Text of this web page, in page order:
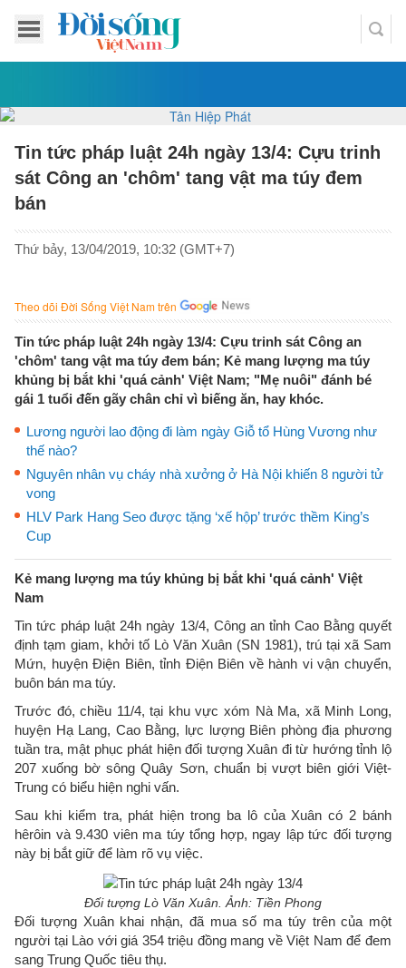
Tin tức pháp luật 24h ngày 13/4: Cựu trinh
sát Công an 'chôm' tang vật ma túy đem
bán
Thứ bảy, 13/04/2019, 10:32 (GMT+7)
Theo dõi Đời Sống Việt Nam trên
Tin tức pháp luật 24h ngày 13/4: Cựu trinh sát Công an
'chôm' tang vật ma túy đem bán; Kẻ mang lượng ma túy
khủng bị bắt khi 'quá cảnh' Việt Nam; "Mẹ nuôi" đánh bé
gái 1 tuổi đến gãy chân chỉ vì biếng ăn, hay khóc.
Lương người lao động đi làm ngày Giỗ tổ Hùng Vương như
thế nào?
Nguyên nhân vụ cháy nhà xưởng ở Hà Nội khiến 8 người tử
vong
HLV Park Hang Seo được tặng ‘xế hộp’ trước thềm King’s
Cup
Kẻ mang lượng ma túy khủng bị bắt khi 'quá cảnh' Việt
Nam
Tin tức pháp luật 24h ngày 13/4, Công an tỉnh Cao Bằng quyết
định tạm giam, khởi tố Lò Văn Xuân (SN 1981), trú tại xã Sam
Mứn, huyện Điện Biên, tỉnh Điện Biên về hành vi vận chuyển,
buôn bán ma túy.
Trước đó, chiều 11/4, tại khu vực xóm Nà Ma, xã Minh Long,
huyện Hạ Lang, Cao Bằng, lực lượng Biên phòng địa phương
tuần tra, mật phục phát hiện đối tượng Xuân đi từ hướng tỉnh lộ
207 xuống bờ sông Quây Sơn, chuẩn bị vượt biên giới Việt-
Trung có biểu hiện nghi vấn.
Sau khi kiểm tra, phát hiện trong ba lô của Xuân có 2 bánh
hêrôin và 9.430 viên ma túy tổng hợp, ngay lập tức đối tượng
này bị bắt giữ để làm rõ vụ việc.
Đối tượng Lò Văn Xuân. Ảnh: Tiền Phong
Đối tượng Xuân khai nhận, đã mua số ma túy trên của một
người tại Lào với giá 354 triệu đồng mang về Việt Nam để đem
sang Trung Quốc tiêu thụ.